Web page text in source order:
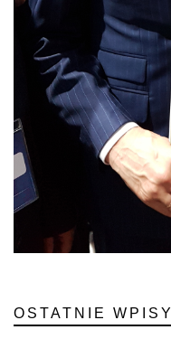
OSTATNIE WPISY